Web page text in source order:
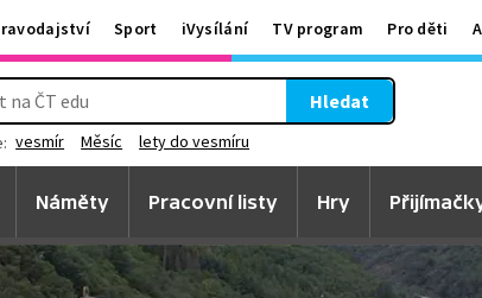
Sport iVysílání TV program Pro děti
Hledat
vesmír Měsíc lety do vesmíru
Náměty Pracovní listy Hry